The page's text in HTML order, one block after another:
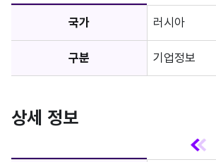
국가 러시아
구분 기업정보
상세 정보